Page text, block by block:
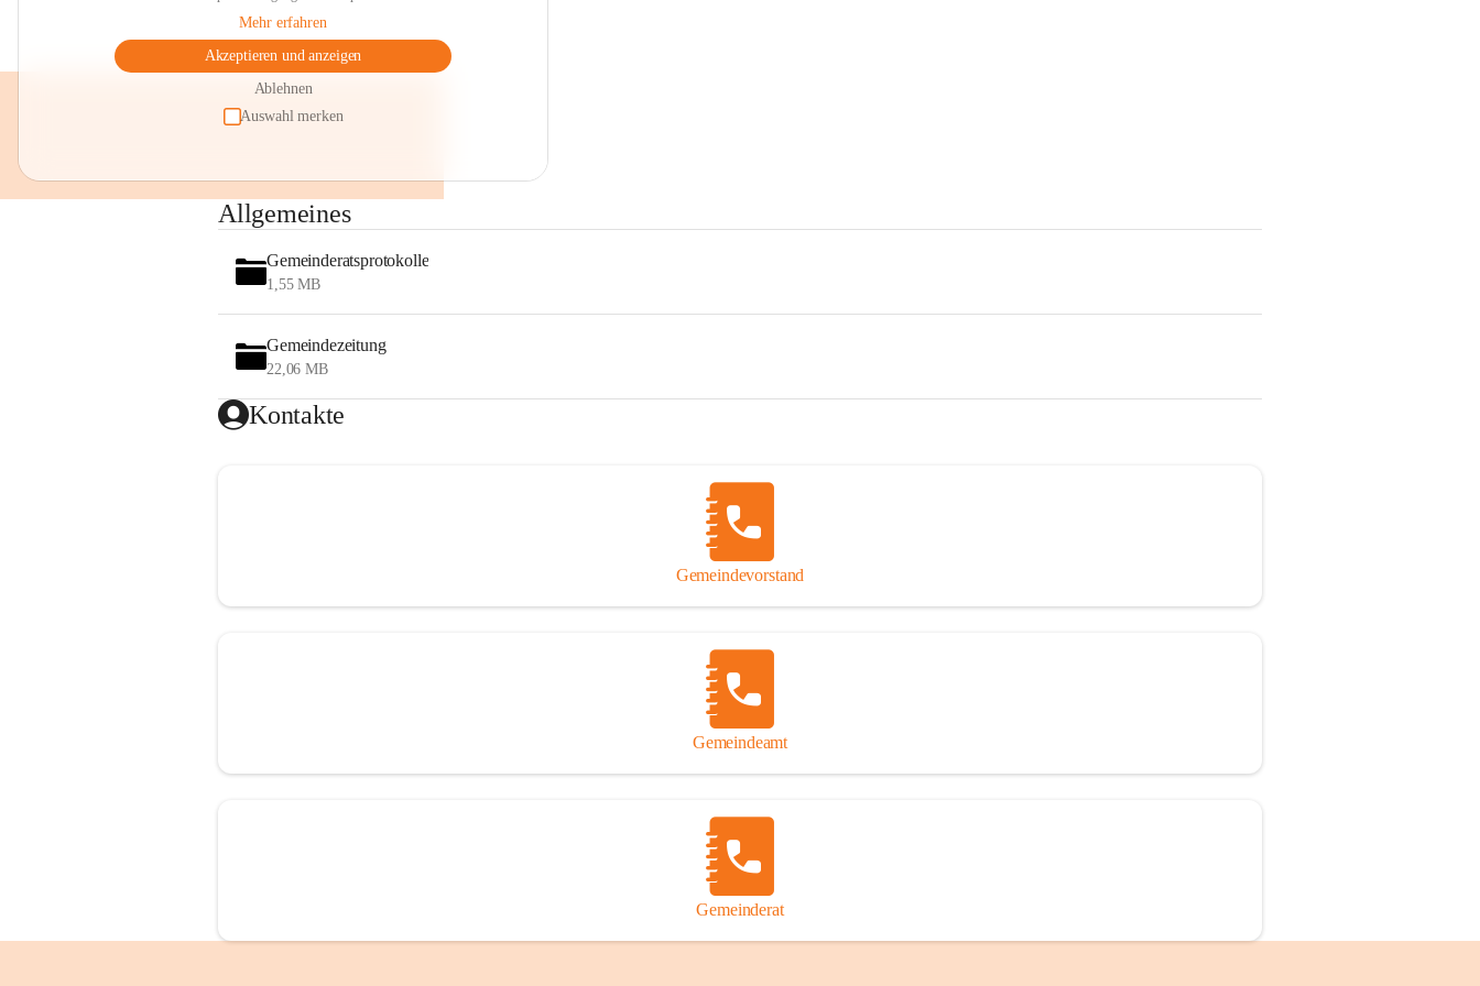
Mehr erfahren
Akzeptieren und anzeigen
Ablehnen
Auswahl merken
Allgemeines
Gemeinderatsprotokolle
1,55 MB
Gemeindezeitung
22,06 MB
Kontakte
Gemeindevorstand
Gemeindeamt
Gemeinderat